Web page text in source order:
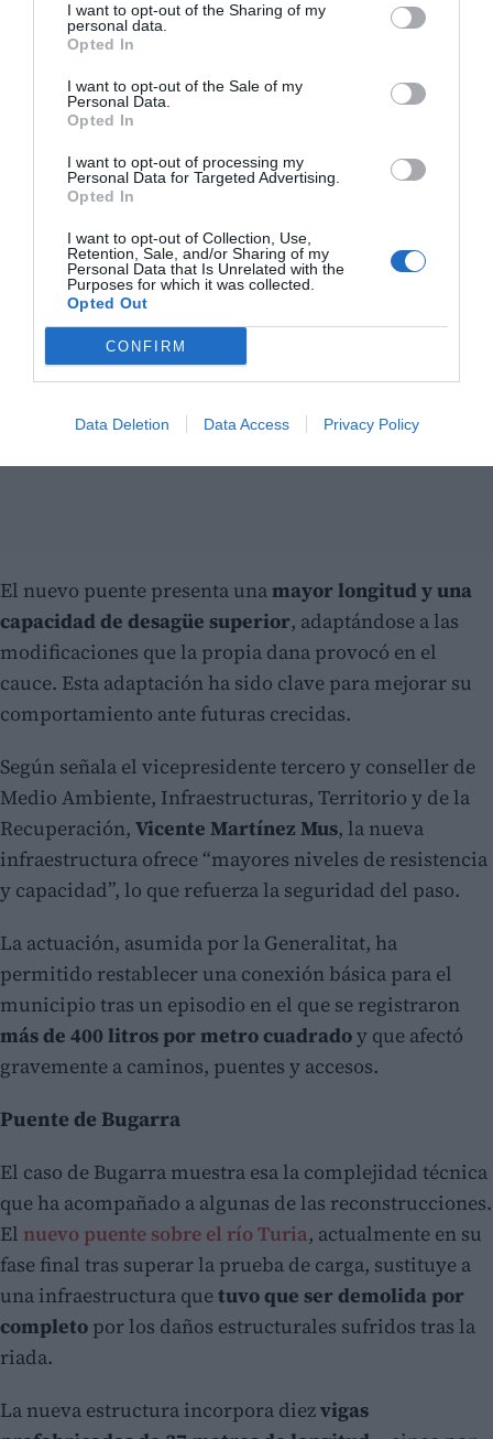
I want to opt-out of the Sharing of my
personal data.
Opted In
I want to opt-out of the Sale of my
Personal Data.
Opted In
I want to opt-out of processing my
Personal Data for Targeted Advertising.
Opted In
I want to opt-out of Collection, Use,
Retention, Sale, and/or Sharing of my
Personal Data that Is Unrelated with the
Purposes for which it was collected.
Opted Out
CONFIRM
Data Deletion Data Access Privacy Policy
El nuevo puente presenta unamayor longitud y una
capacidad de desagüe superior, adaptándose a las
modificaciones que la propia dana provocó en el
cauce. Esta adaptación ha sido clave para mejorar su
comportamiento ante futuras crecidas.
Según señala el vicepresidente tercero y conseller de
Medio Ambiente, Infraestructuras, Territorio y de la
Recuperación, Vicente Martínez Mus, la nueva
infraestructura ofrece “mayores niveles de resistencia
y capacidad”, lo que refuerza la seguridad del paso.
La actuación, asumida por la Generalitat, ha
permitido restablecer una conexión básica para el
municipio tras un episodio en el que se registraron
más de 400 litros por metro cuadradoy que afectó
gravemente a caminos, puentes y accesos.
Puente de Bugarra
El caso de Bugarra muestra esa la complejidad técnica
que ha acompañado a algunas de las reconstrucciones.
El nuevo puente sobre el río Turia, actualmente en su
fase final tras superar la prueba de carga, sustituye a
una infraestructura quetuvo que ser demolida por
completo por los daños estructurales sufridos tras la
riada.
La nueva estructura incorpora diezvigas